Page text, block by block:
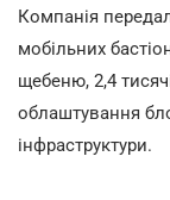
Компанія
мобільних
щебеню, 2,4
облаштування
інфраструктури.